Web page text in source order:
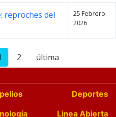
reproches del
25 Febrero
2026
2 última
Deportes
Linea Abierta